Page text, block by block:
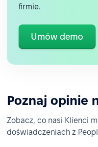
firmie.
Umów demo
Poznaj opinie
Zobacz, co nasi Klienci
doświadczeniach z